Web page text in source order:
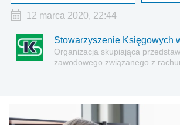
12 marca 2020, 22:44
Stowarzyszenie Księgowych
Organizacja skupiająca
zawodowego związanego z
finansami